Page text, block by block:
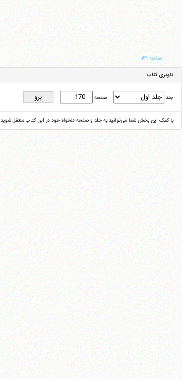
صفحه ۱۶۹
ناوبری کتاب
جلد صفحه
با کمک این بخش شما می‌توانید به جلد و صفحه دلخواه خود در این کتاب منتقل شوید